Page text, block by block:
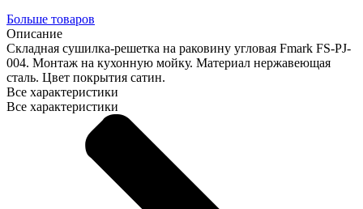
Больше товаров
Описание
Складная сушилка-решетка на раковину угловая Fmark FS-PJ-
004. Монтаж на кухонную мойку. Материал нержавеющая
сталь. Цвет покрытия сатин.
Все характеристики
Все характеристики